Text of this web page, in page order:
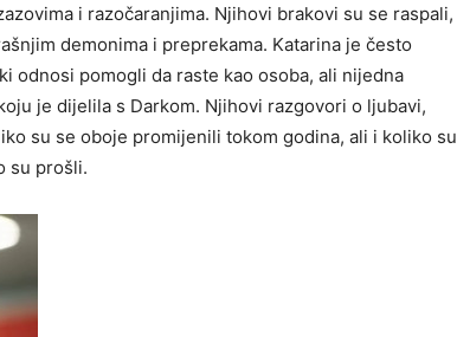
i razočaranjima. Njihovi brakovi su se raspali,
demonima i preprekama. Katarina je često
odnosi pomogli da raste kao osoba, ali nijedna
je dijelila s Darkom. Njihovi razgovori o ljubavi,
su se oboje promijenili tokom godina, ali i koliko su
su prošli.